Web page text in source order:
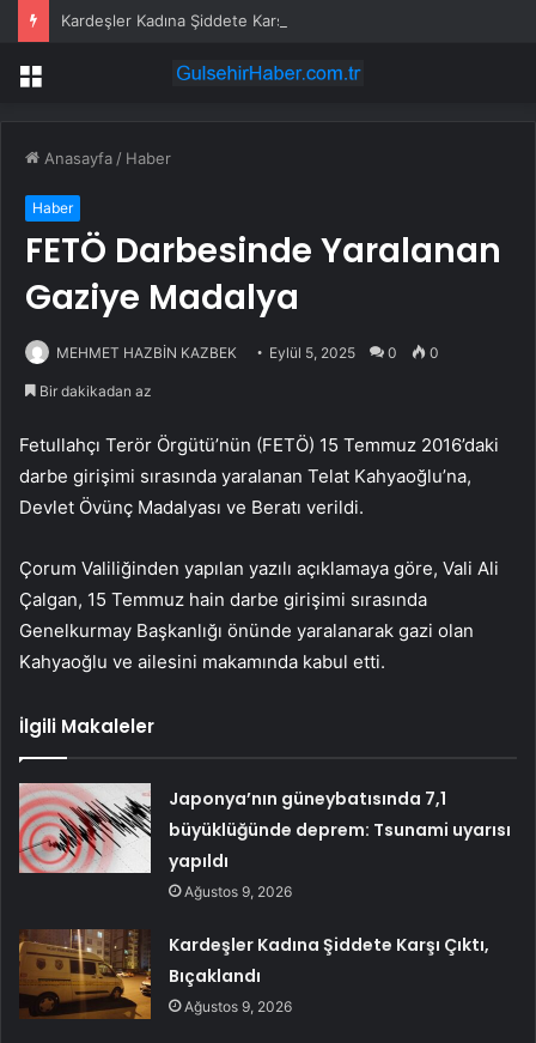
Kardeşler Kadına Şiddete Karşı Çıktı, Bıçaklandı
Menü
Anasayfa / Haber
Haber
FETÖ Darbesinde Yaralanan
Gaziye Madalya
MEHMET HAZBİN KAZBEK Eylül 5, 2025 0 0
Bir dakikadan az
Fetullahçı Terör Örgütü’nün (FETÖ) 15 Temmuz 2016’daki
darbe girişimi sırasında yaralanan Telat Kahyaoğlu’na,
Devlet Övünç Madalyası ve Beratı verildi.
Çorum Valiliğinden yapılan yazılı açıklamaya göre, Vali Ali
Çalgan, 15 Temmuz hain darbe girişimi sırasında
Genelkurmay Başkanlığı önünde yaralanarak gazi olan
Kahyaoğlu ve ailesini makamında kabul etti.
İlgili Makaleler
Japonya’nın güneybatısında 7,1
büyüklüğünde deprem: Tsunami uyarısı
yapıldı
Ağustos 9, 2026
Kardeşler Kadına Şiddete Karşı Çıktı,
Bıçaklandı
Ağustos 9, 2026